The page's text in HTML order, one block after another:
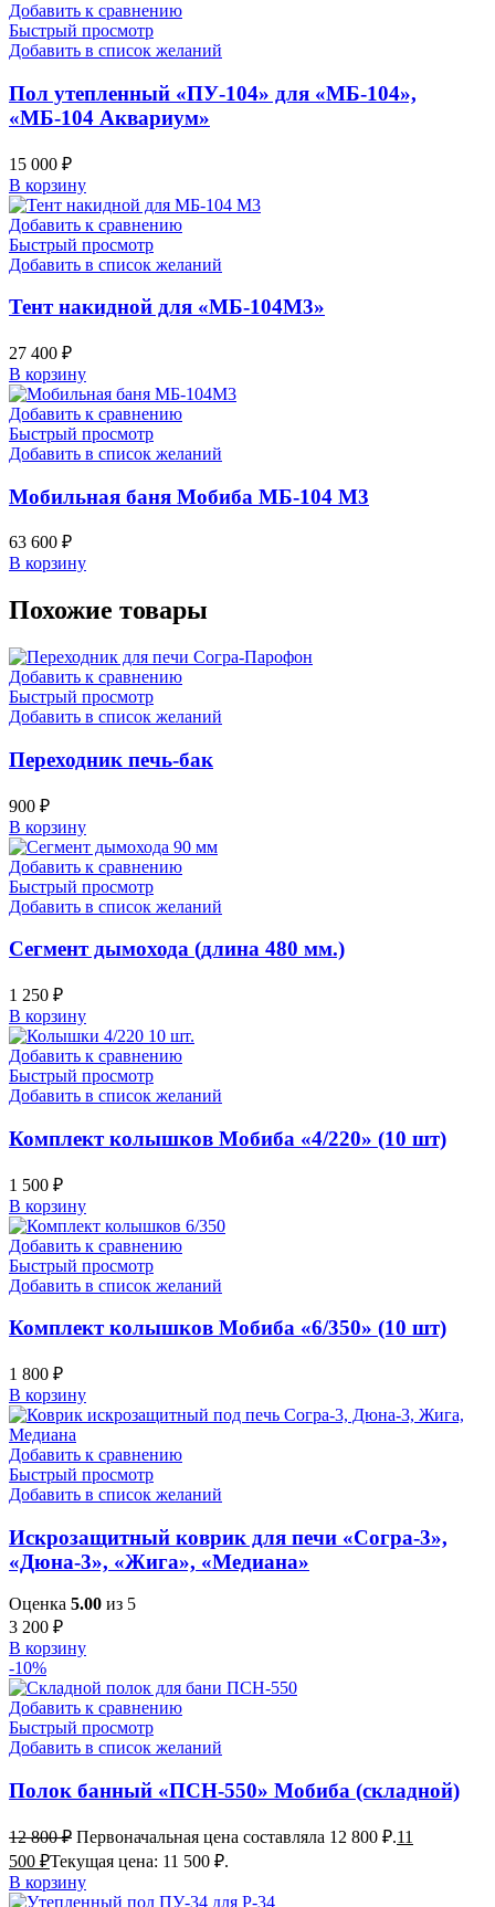
Добавить к сравнению
Быстрый просмотр
Добавить в список желаний
Пол утепленный «ПУ-104» для «МБ-104»,
«МБ-104 Аквариум»
15 000 ₽
В корзину
Добавить к сравнению
Быстрый просмотр
Добавить в список желаний
Тент накидной для «МБ-104М3»
27 400 ₽
В корзину
Добавить к сравнению
Быстрый просмотр
Добавить в список желаний
Мобильная баня Мобиба МБ-104 М3
63 600 ₽
В корзину
Похожие товары
Добавить к сравнению
Быстрый просмотр
Добавить в список желаний
Переходник печь-бак
900 ₽
В корзину
Добавить к сравнению
Быстрый просмотр
Добавить в список желаний
Сегмент дымохода (длина 480 мм.)
1 250 ₽
В корзину
Добавить к сравнению
Быстрый просмотр
Добавить в список желаний
Комплект колышков Мобиба «4/220» (10 шт)
1 500 ₽
В корзину
Добавить к сравнению
Быстрый просмотр
Добавить в список желаний
Комплект колышков Мобиба «6/350» (10 шт)
1 800 ₽
В корзину
Добавить к сравнению
Быстрый просмотр
Добавить в список желаний
Искрозащитный коврик для печи «Согра-3»,
«Дюна-3», «Жига», «Медиана»
Оценка 5.00 из 5
3 200 ₽
В корзину
-10%
Добавить к сравнению
Быстрый просмотр
Добавить в список желаний
Полок банный «ПСН-550» Мобиба (складной)
12 800₽ Первоначальная цена составляла 12 800 ₽.11
500 ₽Текущая цена: 11 500 ₽.
В корзину